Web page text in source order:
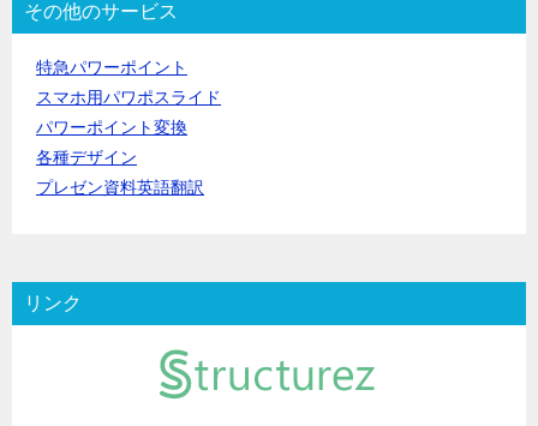
その他のサービス
特急パワーポイント
スマホ用パワポスライド
パワーポイント変換
各種デザイン
プレゼン資料英語翻訳
リンク